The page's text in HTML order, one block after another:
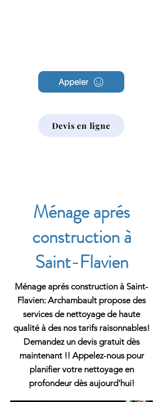
Appeler
Devis en ligne
Ménage aprés
construction à
Saint-Flavien
Ménage aprés construction à Saint-
Flavien: Archambault propose des
services de nettoyage de haute
qualité à des nos tarifs raisonnables!
Demandez un devis gratuit dès
maintenant !! Appelez-nous pour
planifier votre nettoyage en
profondeur dès aujourd'hui!